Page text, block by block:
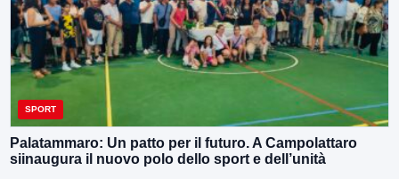
SPORT
Palatammaro: Un patto per il futuro. A Campolattaro
siinaugura il nuovo polo dello sport e dell’unità